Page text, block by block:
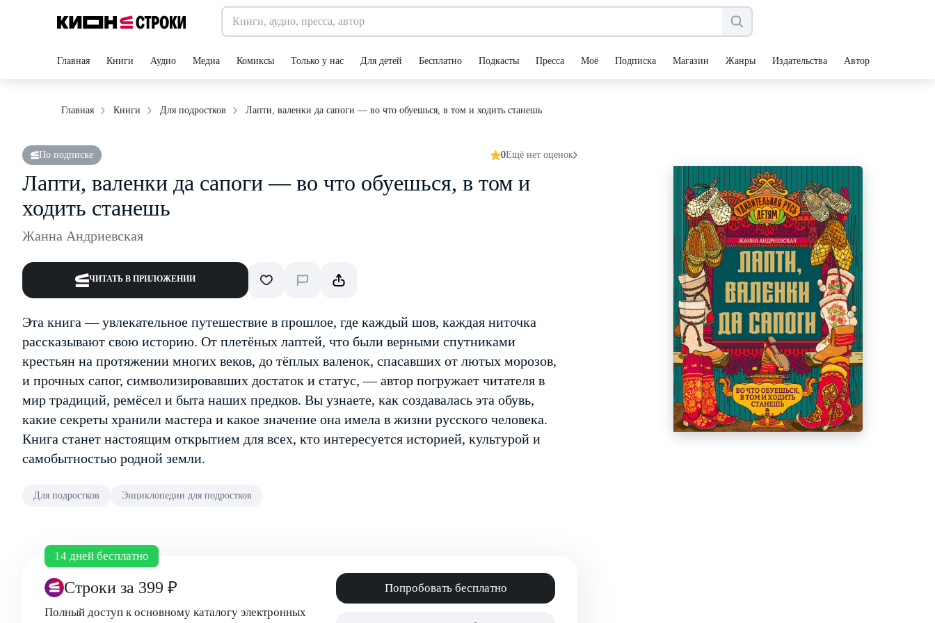
Главная Книги Аудио Медиа Комиксы Только у нас Для детей Бесплатно Подкасты Пресса Моё Подписка Магазин Жанры Издательства Авторы
Главная Книги Для подростков Лапти, валенки да сапоги — во что обуешься, в том и ходить станешь
По подписке 0Ещё нет оценок
Лапти, валенки да сапоги — во что обуешься, в том и
ходить станешь
Жанна Андриевская
ЧИТАТЬ В ПРИЛОЖЕНИИ
Эта книга — увлекательное путешествие в прошлое, где каждый шов, каждая ниточка
рассказывают свою историю. От плетёных лаптей, что были верными спутниками
крестьян на протяжении многих веков, до тёплых валенок, спасавших от лютых морозов,
и прочных сапог, символизировавших достаток и статус, — автор погружает читателя в
мир традиций, ремёсел и быта наших предков. Вы узнаете, как создавалась эта обувь,
какие секреты хранили мастера и какое значение она имела в жизни русского человека.
Книга станет настоящим открытием для всех, кто интересуется историей, культурой и
самобытностью родной земли.
Для подростков Энциклопедии для подростков
14 дней бесплатно
Строки за 399 ₽
Полный доступ к основному каталогу электронных
Попробовать бесплатно